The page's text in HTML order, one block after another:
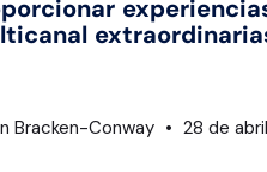
Bracken-Conway 28 de